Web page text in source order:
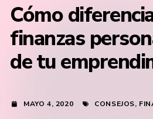
Cómo
finanzas
de tu
MAYO 4, 2020 CONSEJOS,